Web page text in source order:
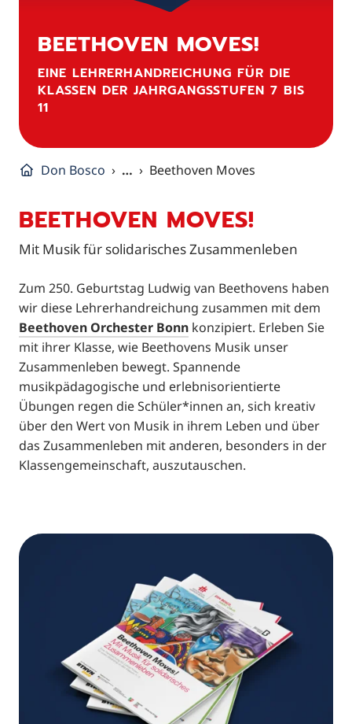
BEETHOVEN MOVES!
EINE LEHRERHANDREICHUNG FÜR DIE
KLASSEN DER JAHRGANGSSTUFEN 7 BIS
11
Don Bosco … Beethoven Moves
BEETHOVEN MOVES!
Mit Musik für solidarisches Zusammenleben
Zum 250. Geburtstag Ludwig van Beethovens haben
wir diese Lehrerhandreichung zusammen mit dem
Beethoven Orchester Bonn konzipiert. Erleben Sie
mit ihrer Klasse, wie Beethovens Musik unser
Zusammenleben bewegt. Spannende
musikpädagogische und erlebnisorientierte
Übungen regen die Schüler*innen an, sich kreativ
über den Wert von Musik in ihrem Leben und über
das Zusammenleben mit anderen, besonders in der
Klassengemeinschaft, auszutauschen.